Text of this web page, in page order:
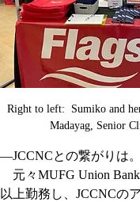
Right to left:  Sumiko and
Madayag, Senior
―JCCNCとの繋がりは。
元々MUFG Union
以上勤務し、JCCNCの